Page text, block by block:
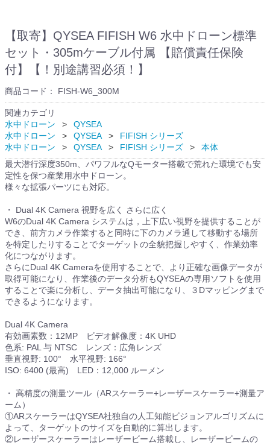
【取寄】QYSEA FIFISH W6 水中ドローン標準
セット・305mケーブル付属 【賠償責任保険
付】【！別途講習必須！】
商品コード： FISH-W6_300M
関連カテゴリ
水中ドローン
QYSEA
水中ドローン
QYSEA
FIFISH シリーズ
水中ドローン
QYSEA FIFISH シリーズ
本体
最大潜行深度350m、パワフルなQモーター搭載で荒れた環境でも安
定性を保つ産業用水中ドローン。
様々な拡張パーツにも対応。
・ Dual 4K Camera 視野を広く さらに広く
W6のDual 4K Camera システムは，上下広い視野を提供することが
でき、前方カメラ作業すると同時に下のカメラ通して移動する場所
を特定したりすることでターゲットの全貌把握しやすく、作業効率
化につながります。
さらにDual 4K Cameraを使用することで、より正確な画像データが
取得可能になり、作業後のデータ分析もQYSEAの専用ソフトを使用
することで楽に分析し、データ抽出可能になり、３Dマッピングまで
できるようになります。
Dual 4K Camera
有効画素数：12MP ビデオ解像度：4K UHD
色系: PAL 与 NTSC レンズ：広角レンズ
垂直視野: 100° 水平視野: 166°
ISO: 6400 (最高) LED：12,000 ルーメン
・ 高精度の測量ツール（ARスケーラー+レーザースケーラー+測量ア
ーム）
①ARスケーラーはQYSEA社独自の人工知能ビジョンアルゴリズムに
よって、ターゲットのサイズを自動的に算出します。
②レーザースケーラーはレーザービーム搭載し、レーザービームの